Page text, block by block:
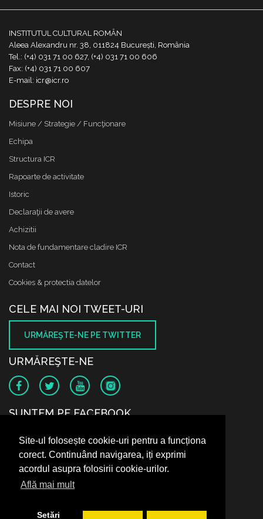
Site-ul folosește cookie-uri pentru a funcționa
corect. Continuând navigarea, iți exprimi
acordul asupra folosirii cookie-urilor.
Află mai mult
Setări
INSTITUTUL CULTURAL ROMÂN
Aleea Alexandru nr. 38, 011824 București, România
Tel.: (+4) 031 71 00 627, (+4) 031 71 00 606
Fax: (+4) 031 71 00 607
E-mail: icr@icr.ro
DESPRE NOI
Misiune / Strategie / Funcţionare
Echipa
Structura ICR
Rapoarte de activitate
Istoric
Declaraţii de avere
Achizitii
Nota de fundamentare cladire ICR
Contact
Cookies & protectia datelor
CELE MAI NOI TWEET-URI
URMĂREŞTE-NE PE TWITTER
URMĂREŞTE-NE
SUNTEM PE FACEBOOK